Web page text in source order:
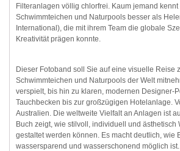
Filteranlagen völlig chlorfrei. Kaum jemand kennt
Schwimmteichen und Naturpools besser als
International), die mit ihrem Team die globale
Kreativität prägen konnte.
Dieser Fotoband soll Sie auf eine visuelle Reise
Schwimmteichen und Naturpools der Welt
verspielt, bis hin zu klaren, modernen Designer-
Tauchbecken bis zur großzügigen Hotelanlage.
Australien. Die weltweite Vielfalt an Anlagen ist
Buch zeigt, wie stilvoll, individuell und ästhetisch
gestaltet werden können. Es macht deutlich, wie
wassersparend und wasserschonend möglich